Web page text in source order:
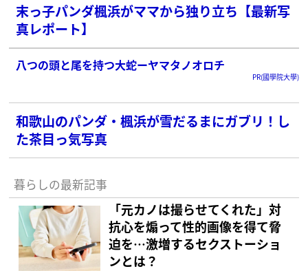
末っ子パンダ楓浜がママから独り立ち【最新写
真レポート】
八つの頭と尾を持つ大蛇ーヤマタノオロチ
PR(國學院大學)
和歌山のパンダ・楓浜が雪だるまにガブリ！し
た茶目っ気写真
暮らしの最新記事
「元カノは撮らせてくれた」対
抗心を煽って性的画像を得て脅
迫を…激増するセクストーショ
ンとは？